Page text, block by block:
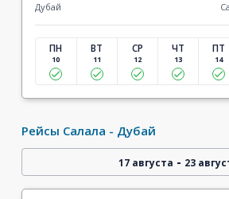
Дубай
ПН
10
ВТ
11
СР
12
ЧТ
13
ПТ
14
Рейсы Салала - Дубай
17 августа - 23